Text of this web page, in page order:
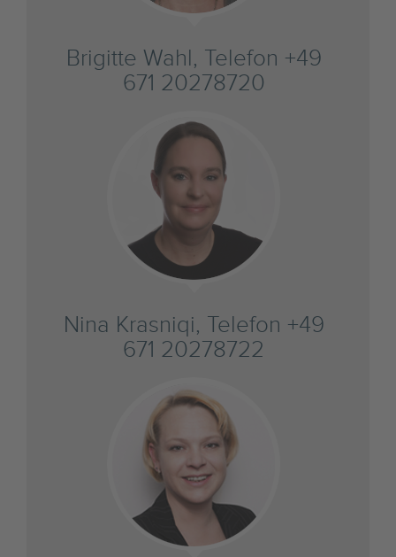
Brigitte Wahl, Telefon +49
671 20278720
Nina Krasniqi, Telefon +49
671 20278722